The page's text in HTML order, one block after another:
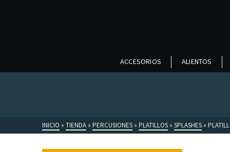
ACCESORIOS ALIENTOS
INICIO » TIENDA » PERCUSIONES » PLATILLOS » SPLASHES »